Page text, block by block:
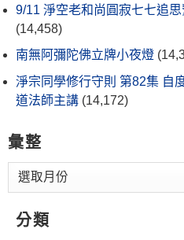
9/11 淨空老和尚圓寂七七追
(14,458)
南無阿彌陀佛立牌小夜燈
淨宗同學修行守則 第82集 自
道法師主講 (14,172)
彙整
分類